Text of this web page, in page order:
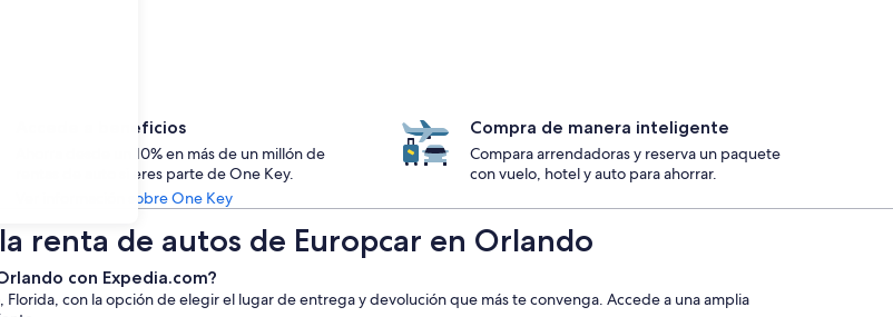
Accede a beneficios
Ahorra desde un 10% en más de un millón de
rentas de auto si eres parte de One Key.
Ver información sobre One Key
Compra de manera inteligente
Compara arrendadoras y reserva un paquete
con vuelo, hotel y auto para ahorrar.
renta de autos de Europcar en Orlando
con Expedia.com?
con la opción de elegir el lugar de entrega y devolución que más te convenga. Accede a una amplia